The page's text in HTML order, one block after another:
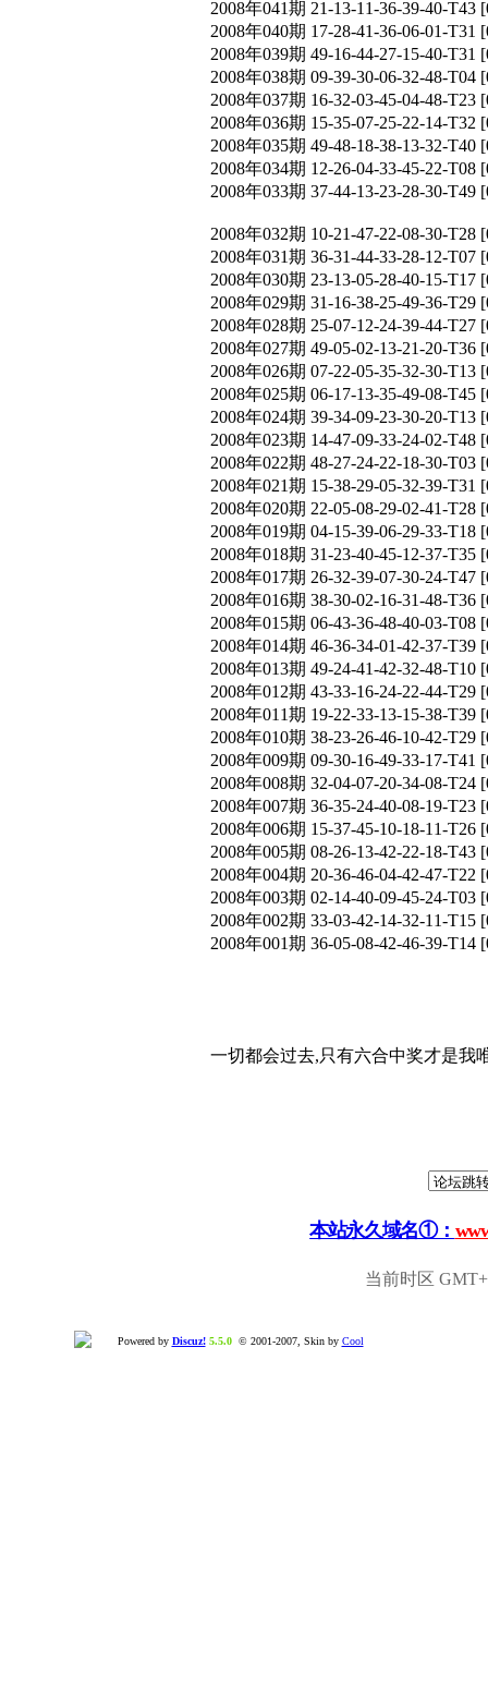
2008年041期 21-13-11-36-39-40-
2008年040期 17-28-41-36-06-01-
2008年039期 49-16-44-27-15-40-
2008年038期 09-39-30-06-32-48-
2008年037期 16-32-03-45-04-48-
2008年036期 15-35-07-25-22-14-
2008年035期 49-48-18-38-13-32-
2008年034期 12-26-04-33-45-22-
2008年033期 37-44-13-23-28-30-
2008年032期 10-21-47-22-08-30-
2008年031期 36-31-44-33-28-12-
2008年030期 23-13-05-28-40-15-
2008年029期 31-16-38-25-49-36-
2008年028期 25-07-12-24-39-44-
2008年027期 49-05-02-13-21-20-
2008年026期 07-22-05-35-32-30-
2008年025期 06-17-13-35-49-08-
2008年024期 39-34-09-23-30-20-
2008年023期 14-47-09-33-24-02-
2008年022期 48-27-24-22-18-30-
2008年021期 15-38-29-05-32-39-
2008年020期 22-05-08-29-02-41-
2008年019期 04-15-39-06-29-33-
2008年018期 31-23-40-45-12-37-
2008年017期 26-32-39-07-30-24-
2008年016期 38-30-02-16-31-48-
2008年015期 06-43-36-48-40-03-
2008年014期 46-36-34-01-42-37-
2008年013期 49-24-41-42-32-48-
2008年012期 43-33-16-24-22-44-
2008年011期 19-22-33-13-15-38-
2008年010期 38-23-26-46-10-42-
2008年009期 09-30-16-49-33-17-
2008年008期 32-04-07-20-34-08-
2008年007期 36-35-24-40-08-19-
2008年006期 15-37-45-10-18-11-
2008年005期 08-26-13-42-22-18-
2008年004期 20-36-46-04-42-47-
2008年003期 02-14-40-09-45-24-
2008年002期 33-03-42-14-32-11-
2008年001期 36-05-08-42-46-39-
一切都会过去,只有六合中奖才是我
本站永久域名①：
当前时区
Powered by Discuz! 5.5.0© 2001-2007, Skin by Cool